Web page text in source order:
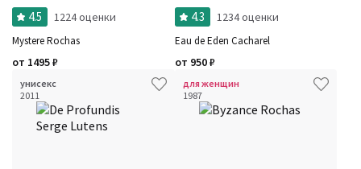
4.5 1224 оценки
Mystere Rochas
от 1495₽
4.3 1234 оценки
Eau de Eden Cacharel
от 950₽
унисекс
2011
для женщин
1987